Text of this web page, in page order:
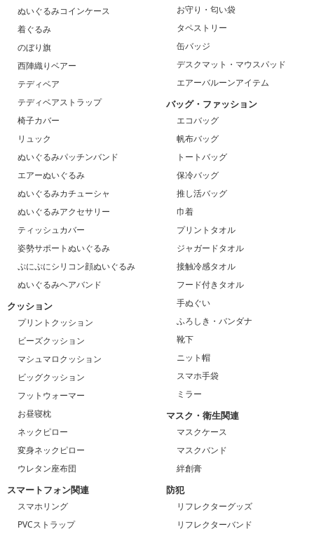
ぬいぐるみコインケース
着ぐるみ
のぼり旗
西陣織りベアー
テディベア
テディベアストラップ
椅子カバー
リュック
ぬいぐるみパッチンバンド
エアーぬいぐるみ
ぬいぐるみカチューシャ
ぬいぐるみアクセサリー
ティッシュカバー
姿勢サポートぬいぐるみ
ぷにぷにシリコン顔ぬいぐるみ
ぬいぐるみヘアバンド
クッション
プリントクッション
ビーズクッション
マシュマロクッション
ビッグクッション
フットウォーマー
お昼寝枕
ネックピロー
変身ネックピロー
ウレタン座布団
スマートフォン関連
スマホリング
PVCストラップ
お守り・匂い袋
タペストリー
缶バッジ
デスクマット・マウスパッド
エアーバルーンアイテム
バッグ・ファッション
エコバッグ
帆布バッグ
トートバッグ
保冷バッグ
推し活バッグ
巾着
プリントタオル
ジャガードタオル
接触冷感タオル
フード付きタオル
手ぬぐい
ふろしき・バンダナ
靴下
ニット帽
スマホ手袋
ミラー
マスク・衛生関連
マスクケース
マスクバンド
絆創膏
防犯
リフレクターグッズ
リフレクターバンド